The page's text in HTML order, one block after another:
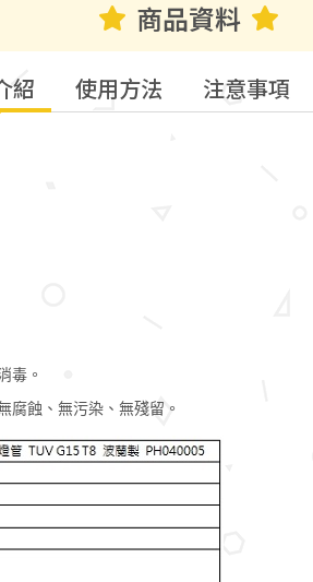
商品資料
紹 使用方法 注意事項
毒。
腐蝕、無污染、無殘留。